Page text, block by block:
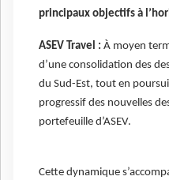
principaux objectifs à
ASEV Travel : À moyen
d’une consolidation des
du Sud-Est, tout en
progressif des nouvelles
portefeuille d’ASEV.
Cette dynamique